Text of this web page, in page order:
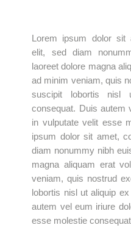
Lorem ipsum dolor sit
elit, sed diam
laoreet dolore magna
ad minim veniam, quis
suscipit lobortis nisl
consequat. Duis autem
in vulputate velit esse
ipsum dolor sit amet,
diam nonummy nibh
magna aliquam erat
veniam, quis nostrud
lobortis nisl ut aliquip
autem vel eum iriure
esse molestie